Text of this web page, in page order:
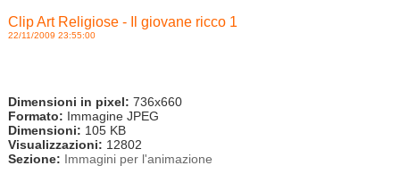
Clip Art Religiose - Il giovane ricco 1
22/11/2009 23:55:00
Dimensioni in pixel: 736x660
Formato: Immagine JPEG
Dimensioni: 105 KB
Visualizzazioni: 12802
Sezione: Immagini per l'animazione